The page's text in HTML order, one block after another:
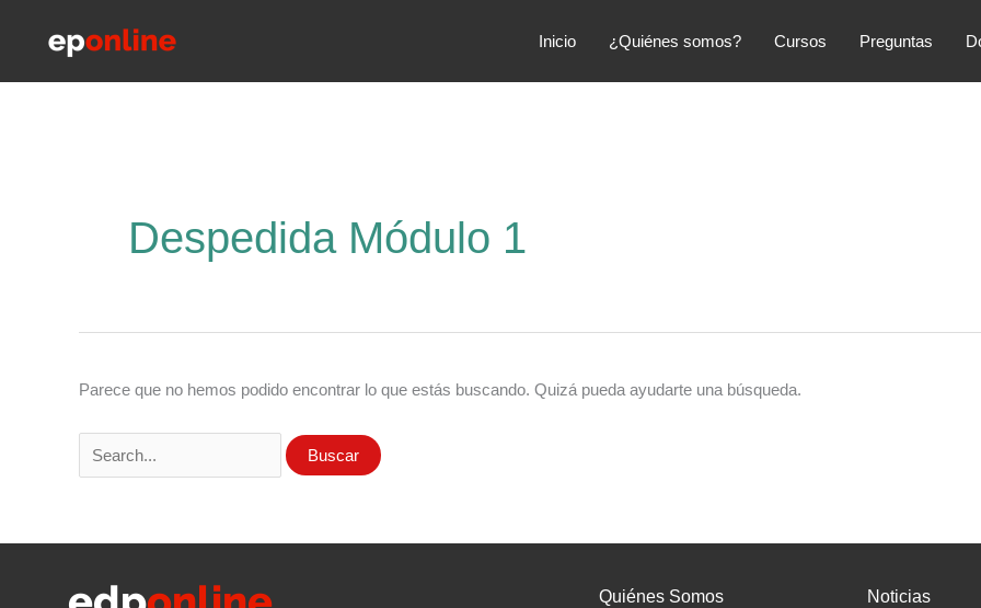
Inicio ¿Quiénes somos? Cursos Preguntas
Despedida Módulo 1
Parece que no hemos podido encontrar lo que estás buscando. Quizá pueda ayudarte una búsqueda.
Buscar
por:
Quiénes Somos Noticias